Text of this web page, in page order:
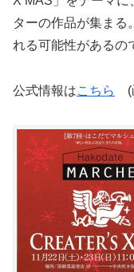
ターの作品が集まる
れる可能性があるの
公式情報はこちら (